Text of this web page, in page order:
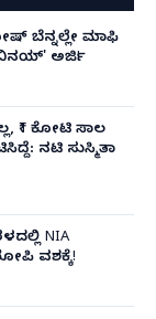
ಬೆನ್ನಲ್ಲೇ ಮಾಫಿ
ವಿನಯ್' ಅರ್ಜಿ!
₹1 ಕೋಟಿ ಸಾಲ
ನಟಿ ಸುಸ್ಮಿತಾ
NIA
ವಶಕ್ಕೆ!